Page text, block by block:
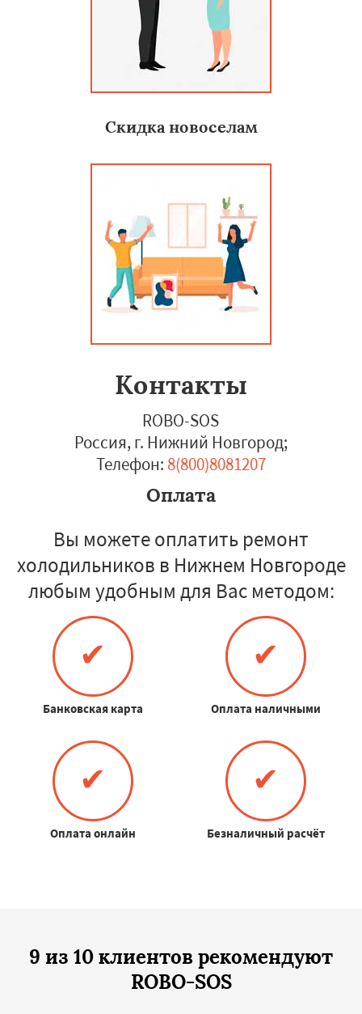
Скидка новоселам
Контакты
ROBO-SOS
Россия, г. Нижний Новгород;
Телефон: 8(800)8081207
Оплата
Вы можете оплатить ремонт
холодильников в Нижнем Новгороде
любым удобным для Вас методом:
✔
Банковская карта
✔
Оплата наличными
✔
Оплата онлайн
✔
Безналичный расчёт
9 из 10 клиентов рекомендуют
ROBO-SOS